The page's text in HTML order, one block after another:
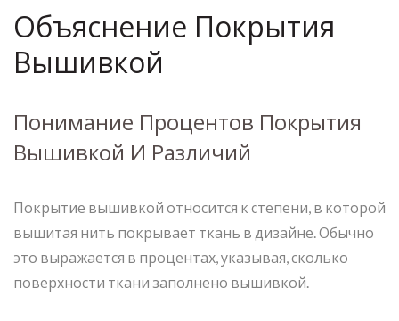
Объяснение Покрытия
Вышивкой
Понимание Процентов Покрытия
Вышивкой И Различий
Покрытие вышивкой относится к степени, в которой
вышитая нить покрывает ткань в дизайне. Обычно
это выражается в процентах, указывая, сколько
поверхности ткани заполнено вышивкой.